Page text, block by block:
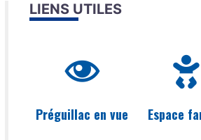
LIENS UTILES
Préguillac en vue Espace